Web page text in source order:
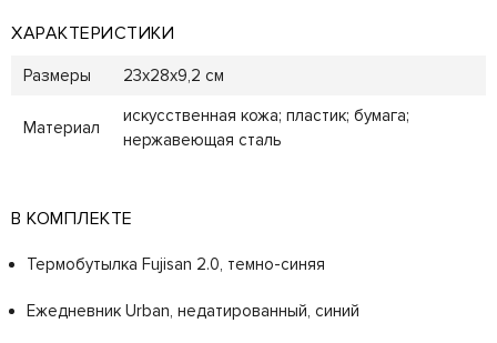
ХАРАКТЕРИСТИКИ
Размеры 23х28х9,2 см
Материал
искусственная кожа; пластик; бумага;
нержавеющая сталь
В КОМПЛЕКТЕ
Термобутылка Fujisan 2.0, темно-синяя
Ежедневник Urban, недатированный, синий